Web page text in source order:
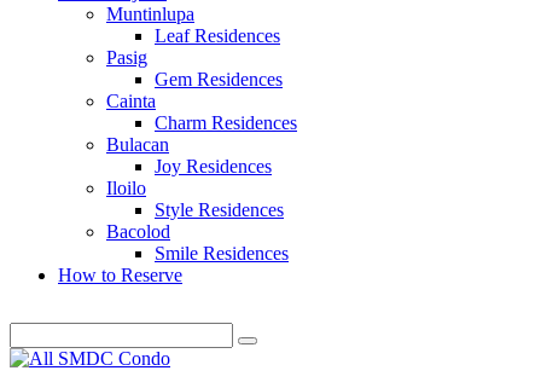
Muntinlupa
Leaf Residences
Pasig
Gem Residences
Cainta
Charm Residences
Bulacan
Joy Residences
Iloilo
Style Residences
Bacolod
Smile Residences
How to Reserve